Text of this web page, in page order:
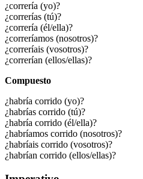
¿correría (yo)?
¿correrías (tú)?
¿correría (él/ella)?
¿correríamos (nosotros)?
¿correríais (vosotros)?
¿correrían (ellos/ellas)?
Compuesto
¿habría corrido (yo)?
¿habrías corrido (tú)?
¿habría corrido (él/ella)?
¿habríamos corrido (nosotros)?
¿habríais corrido (vosotros)?
¿habrían corrido (ellos/ellas)?